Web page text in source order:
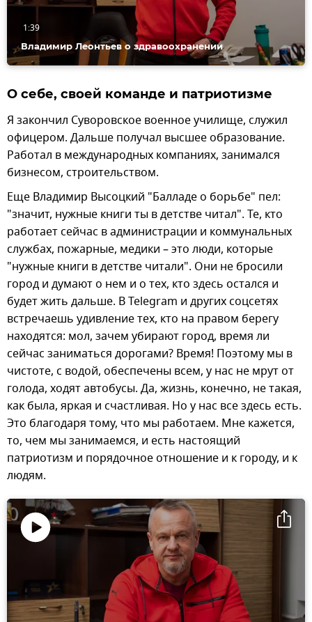
Владимир Леонтьев о здравоохранении
1:39
О себе, своей команде и патриотизме
Я закончил Суворовское военное училище, служил
офицером. Дальше получал высшее образование.
Работал в международных компаниях, занимался
бизнесом, строительством.
Еще Владимир Высоцкий "Балладе о борьбе" пел:
"значит, нужные книги ты в детстве читал". Те, кто
работает сейчас в администрации и коммунальных
службах, пожарные, медики – это люди, которые
"нужные книги в детстве читали". Они не бросили
город и думают о нем и о тех, кто здесь остался и
будет жить дальше. В Telegram и других соцсетях
встречаешь удивление тех, кто на правом берегу
находятся: мол, зачем убирают город, время ли
сейчас заниматься дорогами? Время! Поэтому мы в
чистоте, с водой, обеспечены всем, у нас не мрут от
голода, ходят автобусы. Да, жизнь, конечно, не такая,
как была, яркая и счастливая. Но у нас все здесь есть.
Это благодаря тому, что мы работаем. Мне кажется,
то, чем мы занимаемся, и есть настоящий
патриотизм и порядочное отношение и к городу, и к
людям.